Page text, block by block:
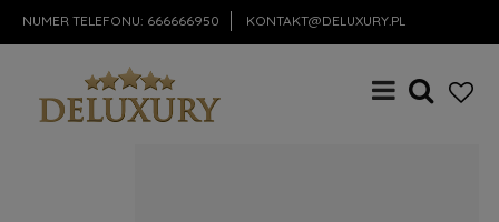
NUMER TELEFONU: 666666950 KONTAKT@DELUXURY.PL